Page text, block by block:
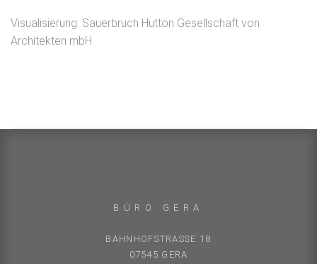
Visualisierung: Sauerbruch Hutton Gesellschaft von
Architekten mbH
BÜRO GERA
BAHNHOFSTRASSE 18
07545 GERA